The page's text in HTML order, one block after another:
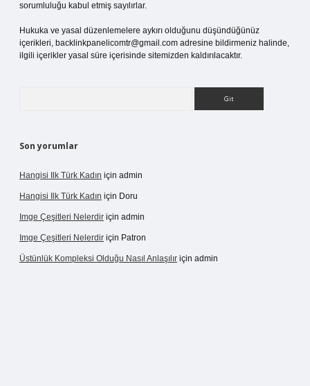
sorumluluğu kabul etmiş sayılırlar.
Hukuka ve yasal düzenlemelere aykırı olduğunu düşündüğünüz
içerikleri, backlinkpanelicomtr@gmail.com adresine bildirmeniz halinde,
ilgili içerikler yasal süre içerisinde sitemizden kaldırılacaktır.
Son yorumlar
Hangisi Ilk Türk Kadın için admin
Hangisi Ilk Türk Kadın için Doru
Imge Çeşitleri Nelerdir için admin
Imge Çeşitleri Nelerdir için Patron
Üstünlük Kompleksi Olduğu Nasıl Anlaşılır için admin